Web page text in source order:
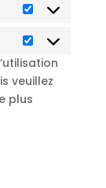
Statistiques
Marketing
veuillez
plus